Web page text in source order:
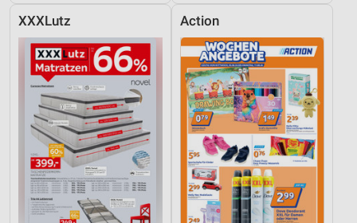
XXXLutz Action